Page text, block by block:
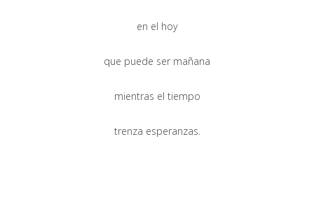
en el hoy
que puede ser mañana
mientras el tiempo
trenza esperanzas.